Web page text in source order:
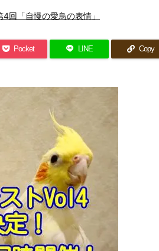
4回「自慢の愛鳥の表情」
Pocket LINE Copy